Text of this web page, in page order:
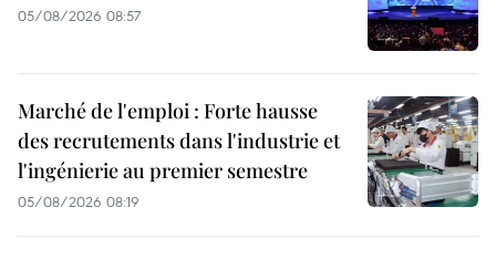
05/08/2026 08:57
Marché de l'emploi : Forte hausse
des recrutements dans l'industrie et
l'ingénierie au premier semestre
05/08/2026 08:19